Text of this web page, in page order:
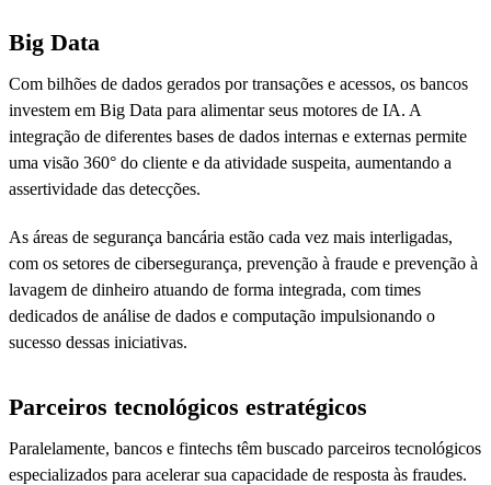
Big Data
Com bilhões de dados gerados por transações e acessos, os bancos
investem em Big Data para alimentar seus motores de IA. A
integração de diferentes bases de dados internas e externas permite
uma visão 360° do cliente e da atividade suspeita, aumentando a
assertividade das detecções.
As áreas de segurança bancária estão cada vez mais interligadas,
com os setores de cibersegurança, prevenção à fraude e prevenção à
lavagem de dinheiro atuando de forma integrada, com times
dedicados de análise de dados e computação impulsionando o
sucesso dessas iniciativas.
Parceiros tecnológicos estratégicos
Paralelamente, bancos e fintechs têm buscado parceiros tecnológicos
especializados para acelerar sua capacidade de resposta às fraudes.